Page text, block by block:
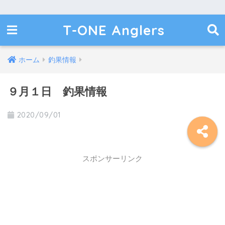
T-ONE Anglers
ホーム 釣果情報
９月１日 釣果情報
2020/09/01
スポンサーリンク